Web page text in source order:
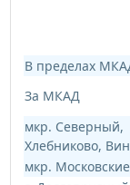
В пределах
За МКАД
мкр. Северный,
Хлебниково,
мкр.